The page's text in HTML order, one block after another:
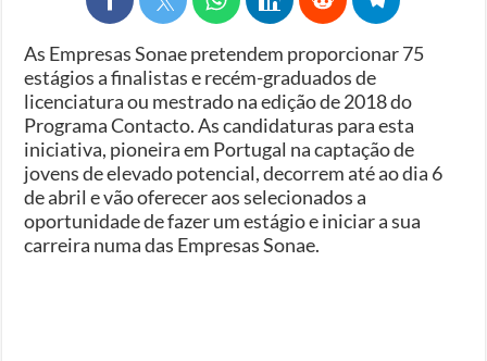
As Empresas Sonae pretendem proporcionar 75
estágios a finalistas e recém-graduados de
licenciatura ou mestrado na edição de 2018 do
Programa Contacto. As candidaturas para esta
iniciativa, pioneira em Portugal na captação de
jovens de elevado potencial, decorrem até ao dia 6
de abril e vão oferecer aos selecionados a
oportunidade de fazer um estágio e iniciar a sua
carreira numa das Empresas Sonae.